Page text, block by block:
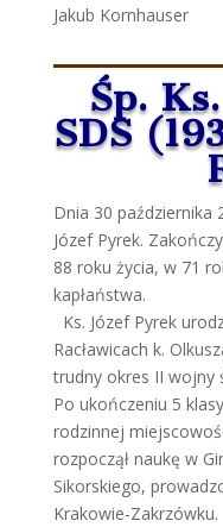
Jakub Kornhauser
Śp.
SDS
Dnia 30 października
Józef Pyrek.
88 roku życia, w 71
kapłaństwa.
Ks. Józef Pyrek
Racławicach k.
trudny okres II wojny
Po ukończeniu 5
rodzinnej
rozpoczął naukę w
Sikorskiego,
Krakowie-Zakrzówku.